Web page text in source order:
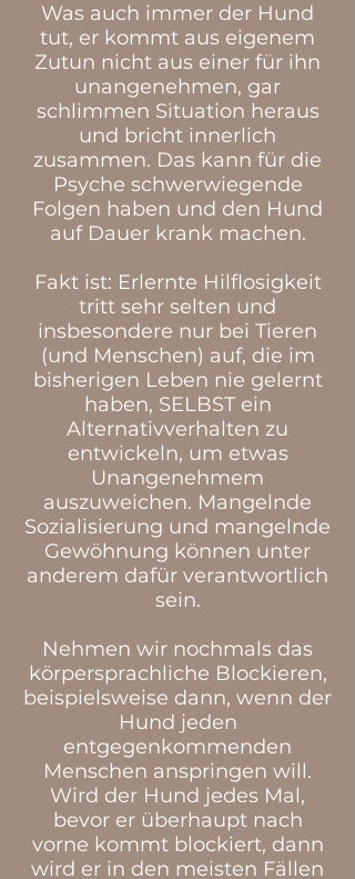
Was auch immer der Hund
tut, er kommt aus eigenem
Zutun nicht aus einer für ihn
unangenehmen, gar
schlimmen Situation heraus
und bricht innerlich
zusammen. Das kann für die
Psyche schwerwiegende
Folgen haben und den Hund
auf Dauer krank machen.
Fakt ist: Erlernte Hilflosigkeit
tritt sehr selten und
insbesondere nur bei Tieren
(und Menschen) auf, die im
bisherigen Leben nie gelernt
haben, SELBST ein
Alternativverhalten zu
entwickeln, um etwas
Unangenehmem
auszuweichen. Mangelnde
Sozialisierung und mangelnde
Gewöhnung können unter
anderem dafür verantwortlich
sein.
Nehmen wir nochmals das
körpersprachliche Blockieren,
beispielsweise dann, wenn der
Hund jeden
entgegenkommenden
Menschen anspringen will.
Wird der Hund jedes Mal,
bevor er überhaupt nach
vorne kommt blockiert, dann
wird er in den meisten Fällen